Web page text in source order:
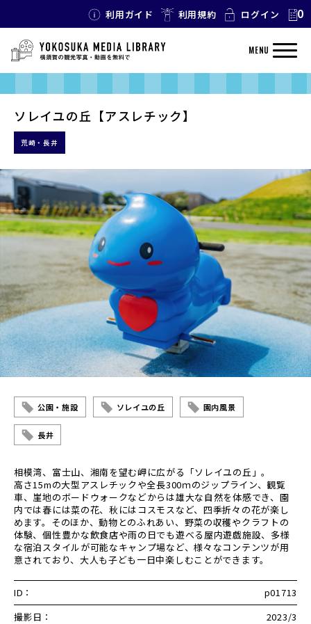
利用ガイド 利用規約 ログイン 0
MENU
ソレイユの丘【アスレチック】
荒崎・長井
公園・施設 ソレイユの丘 園内風景
長井
相模湾、富士山、湘南を望む岬に広がる「ソレイユの丘」。
高さ15mの大型アスレチックや全長300ｍのジップライン、観覧
車、崖地のボードウォークなどからは雄大な自然を体感でき、園
内では春には菜の花、秋にはコスモスなど、四季折々の花が楽し
めます。そのほか、動物とのふれあい、野菜の収穫やクラフトの
体験、個性豊かな飲食店や雨の日でも遊べる屋内遊戯施設、多様
な宿泊スタイルが可能なキャンプ場など、様々なコンテンツが用
意されており、大人も子ども一日中楽しむことができます。
ID：
p01713
撮影日：
2023/3